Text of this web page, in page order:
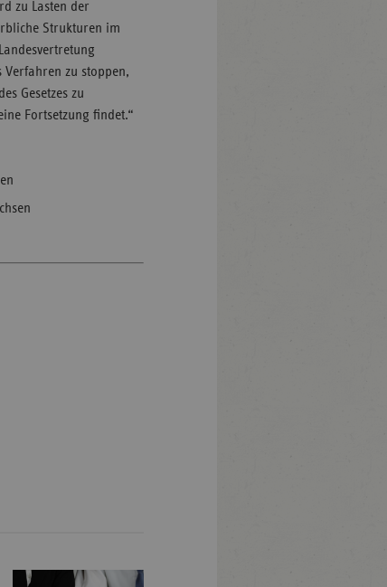
zu Lasten der
Strukturen im
Verfahren zu stoppen,
Gesetzes zu
Fortsetzung findet.“